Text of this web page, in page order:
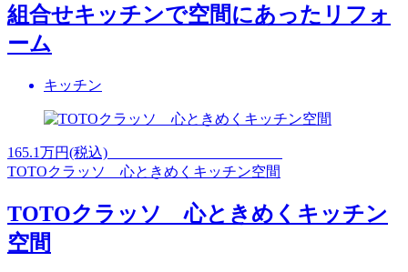
組合せキッチンで空間にあったリフォ
ーム
キッチン
165.1万円(税込)
TOTOクラッソ 心ときめくキッチン空間
TOTOクラッソ 心ときめくキッチン
空間